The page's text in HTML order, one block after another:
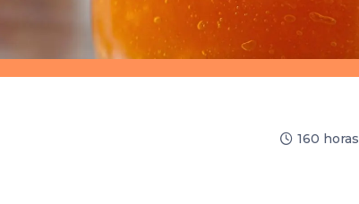
160 horas